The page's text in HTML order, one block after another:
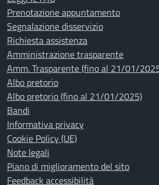
Prenotazione appuntamento
Segnalazione disservizio
Richiesta assistenza
Amministrazione trasparente
Amm. Trasparente (fino al 21/01/
Albo pretorio
Albo pretorio (fino al 21/01/2025)
Bandi
Informativa privacy
Cookie Policy (UE)
Note legali
Piano di miglioramento del sito
Feedback accessibilità